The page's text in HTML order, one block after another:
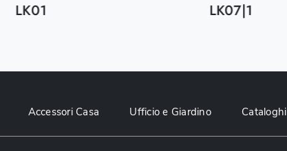
LK01 LK07|1
Accessori Casa Ufficio e Giardino Cataloghi